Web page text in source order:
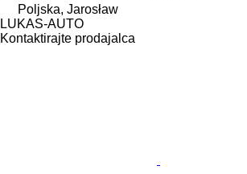
Poljska, Jarosław
LUKAS-AUTO
Kontaktirajte prodajalca